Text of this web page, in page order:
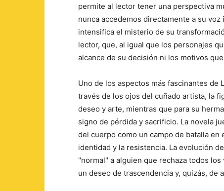
permite al lector tener una perspectiva
nunca accedemos directamente a su
intensifica el misterio de su
lector, que, al igual que los personajes
alcance de su decisión ni los motivos
Uno de los aspectos más fascinantes de
través de los ojos del cuñado artista, la
deseo y arte, mientras que para su
signo de pérdida y sacrificio. La novela
del cuerpo como un campo de batalla
identidad y la resistencia. La evolución
"normal" a alguien que rechaza todos
un deseo de trascendencia y, quizás, de